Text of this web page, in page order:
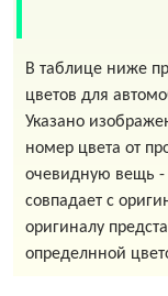
В таблице ниже
цветов для
Указано
номер цвета от
очевидную вещь -
совпадает с
оригиналу
определнной